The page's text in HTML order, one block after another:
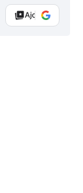
Ajouter Vélo